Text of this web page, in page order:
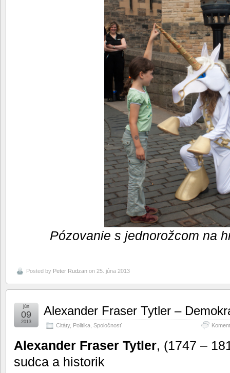
Pózovanie s jednorožcom na
Posted by Peter Rudzan on 25. júna 2013
Alexander Fraser Tytler –
Citáty, Politika Spoločnosť
jún
09
2013
Alexander Fraser Tytler, (1747 –
sudca a historik